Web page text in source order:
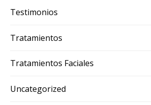
Testimonios
Tratamientos
Tratamientos Faciales
Uncategorized